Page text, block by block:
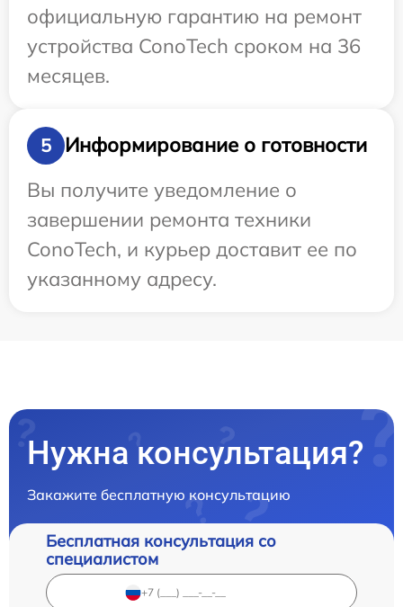
официальную гарантию на ремонт
устройства ConoTech сроком на 36
месяцев.
5
Информирование о готовности
Вы получите уведомление о
завершении ремонта техники
ConoTech, и курьер доставит ее по
указанному адресу.
Нужна консультация?
Закажите бесплатную консультацию
Бесплатная консультация со
специалистом